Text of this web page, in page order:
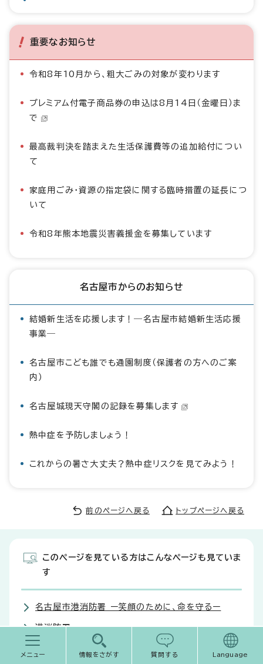
重要なお知らせ
令和8年10月から、粗大ごみの対象が変わります
プレミアム付電子商品券の申込は8月14日（金曜日）ま
で
最高裁判決を踏まえた生活保護費等の追加給付につい
て
家庭用ごみ・資源の指定袋に関する臨時措置の延長につ
いて
令和8年熊本地震災害義援金を募集しています
名古屋市からのお知らせ
結婚新生活を応援します！―名古屋市結婚新生活応援
事業―
名古屋市こども誰でも通園制度（保護者の方へのご案
内）
名古屋城現天守閣の記録を募集します
熱中症を予防しましょう！
これからの暑さ大丈夫？熱中症リスクを見てみよう！
前のページへ戻る トップページへ戻る
メニュー 情報をさがす 質問する Language
このページを見ている方はこんなページも見ていま
す
名古屋市港消防署 ー笑顔のために、命を守るー
港消防署
消防車両の種類